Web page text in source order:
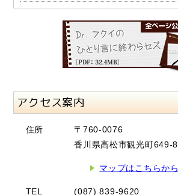
アクセス案内
住所
〒760-0076
香川県高松市観光町649-8
マップはこちらから
TEL (087) 839-9620